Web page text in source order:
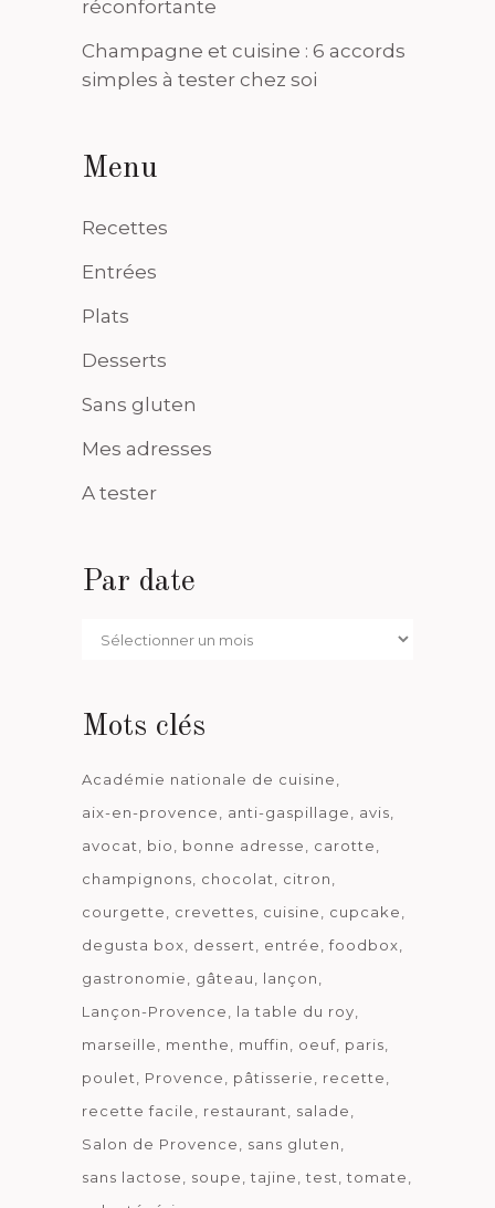
réconfortante
Champagne et cuisine : 6 accords
simples à tester chez soi
Menu
Recettes
Entrées
Plats
Desserts
Sans gluten
Mes adresses
A tester
Par date
Par
Mots clés
Académie nationale de cuisine
aix-en-provence
anti-gaspillage
avis
avocat
bio bonne adresse
carotte
champignons
chocolat
citron
courgette
crevettes cuisine
cupcake
degusta box
dessert entrée
foodbox
gastronomie
gâteau
lançon
Lançon-Provence
la table du roy
marseille
menthe muffin oeuf paris
poulet
Provence pâtisserie
recette
recette facile
restaurant
salade
Salon de Provence
sans gluten
sans lactose
soupe tajine test tomate